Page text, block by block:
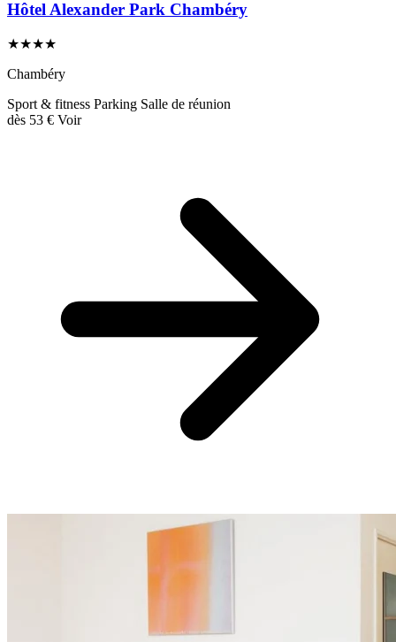
Hôtel Alexander Park Chambéry
★★★★
Chambéry
Sport & fitness Parking Salle de réunion
dès 53 € Voir